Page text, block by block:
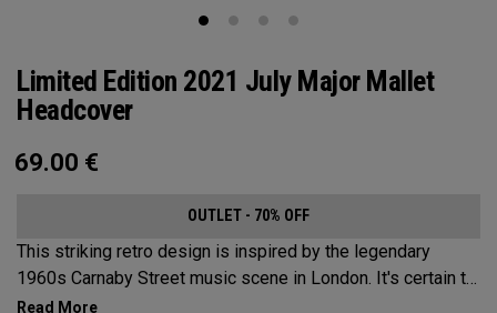
Limited Edition 2021 July Major Mallet
Headcover
69.00 €
OUTLET - 70% OFF
This striking retro design is inspired by the legendary
1960s Carnaby Street music scene in London. It's certain to
make an impression across the famous links layout.